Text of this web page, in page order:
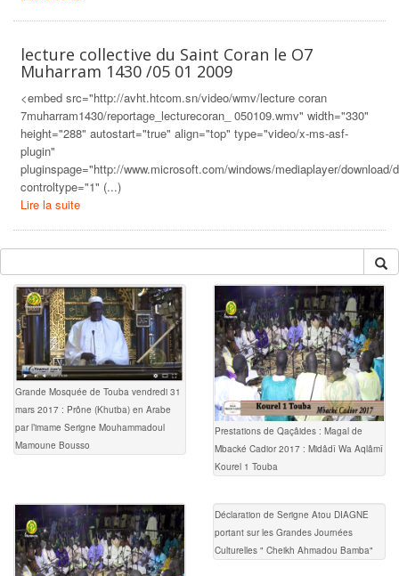
lecture collective du Saint Coran le O7
Muharram 1430 /05 01 2009
<embed src="http://avht.htcom.sn/video/wmv/lecture coran
7muharram1430/reportage_lecturecoran_ 050109.wmv" width="330"
height="288" autostart="true" align="top" type="video/x-ms-asf-
plugin"
pluginspage="http://www.microsoft.com/windows/mediaplayer/download/
controltype="1" (...)
Lire la suite
Grande Mosquée de Touba vendredi 31
mars 2017 : Prône (Khutba) en Arabe
par l’imame Serigne Mouhammadoul
Mamoune Bousso
Prestations de Qaçâides : Magal de
Mbacké Cadior 2017 : Midâdî Wa Aqlâmî
Kourel 1 Touba
Déclaration de Serigne Atou DIAGNE
portant sur les Grandes Journées
Culturelles " Cheikh Ahmadou Bamba"